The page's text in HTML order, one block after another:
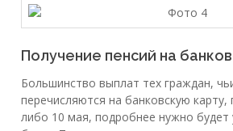
Получение пенсий на
Большинство выплат тех граждан,
перечисляются на банковскую карту,
либо 10 мая, подробнее нужно будет